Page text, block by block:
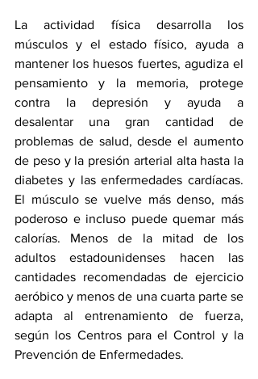
La actividad física desarrolla los
músculos y el estado físico, ayuda a
mantener los huesos fuertes, agudiza el
pensamiento y la memoria, protege
contra la depresión y ayuda a
desalentar una gran cantidad de
problemas de salud, desde el aumento
de peso y la presión arterial alta hasta la
diabetes y las enfermedades cardíacas.
El músculo se vuelve más denso, más
poderoso e incluso puede quemar más
calorías. Menos de la mitad de los
adultos estadounidenses hacen las
cantidades recomendadas de ejercicio
aeróbico y menos de una cuarta parte se
adapta al entrenamiento de fuerza,
según los Centros para el Control y la
Prevención de Enfermedades.